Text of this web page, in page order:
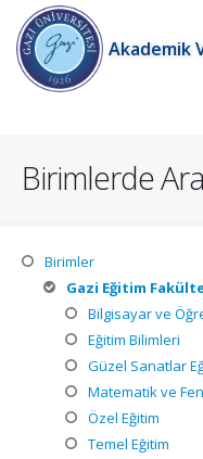
Akademik
Birimlerde
Birimler
Gazi Eğitim
Bilgisayar ve
Eğitim Bilimleri
Güzel Sanatlar
Matematik ve
Özel Eğitim
Temel Eğitim